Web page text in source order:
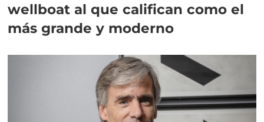
wellboat al que califican como el
más grande y moderno